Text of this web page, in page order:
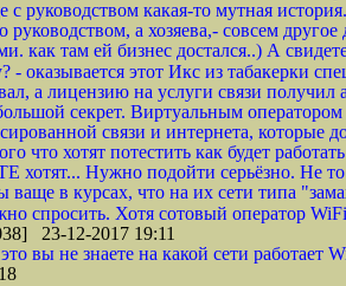
с руководством какая-то мутная
руководством, а хозяева,- совсем
как там ей бизнес достался..) А
- оказывается этот Икс из табакерки
а лицензию на услуги связи получил
секрет. Виртуальным оператором
связи и интернета, которые
что хотят потестить как будет
хотят... Нужно подойти серьёзно. Не
ваще в курсах, что на их сети типа
спросить. Хотя сотовый оператор
23-12-2017 19:11
вы не знаете на какой сети